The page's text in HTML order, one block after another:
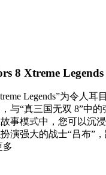
8 Xtreme Legends
Legends”为令人耳
与“真三国无双 8”中
事模式中，您可以沉
演强大的战士“吕布”
多